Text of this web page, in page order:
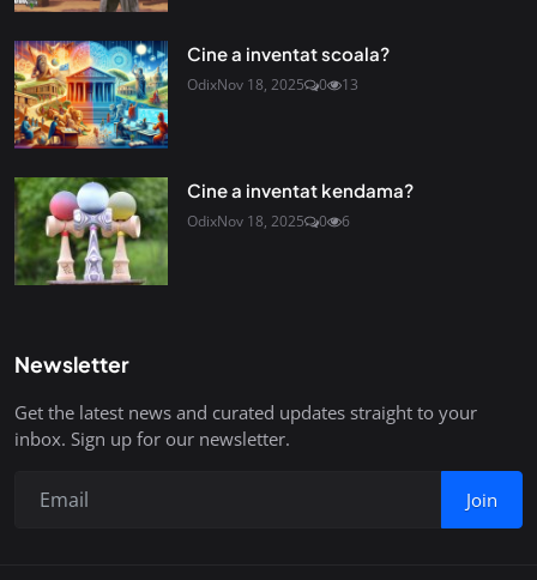
Cine a inventat scoala?
OdixNov 18, 2025 0 13
Cine a inventat kendama?
OdixNov 18, 2025 0 6
Newsletter
Get the latest news and curated updates straight to your
inbox. Sign up for our newsletter.
Join